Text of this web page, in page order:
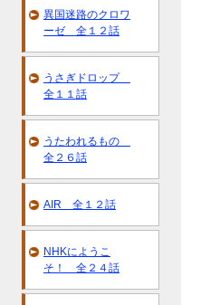
異国迷路のクロワ
ーゼ 全１２話
うさぎドロップ
全１１話
うたわれるもの
全２６話
AIR 全１２話
NHKにようこ
そ！ 全２４話